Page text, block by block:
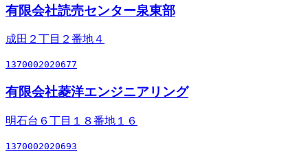
有限会社読売センター泉東部
成田２丁目２番地４
1370002020677
有限会社菱洋エンジニアリング
明石台６丁目１８番地１６
1370002020693